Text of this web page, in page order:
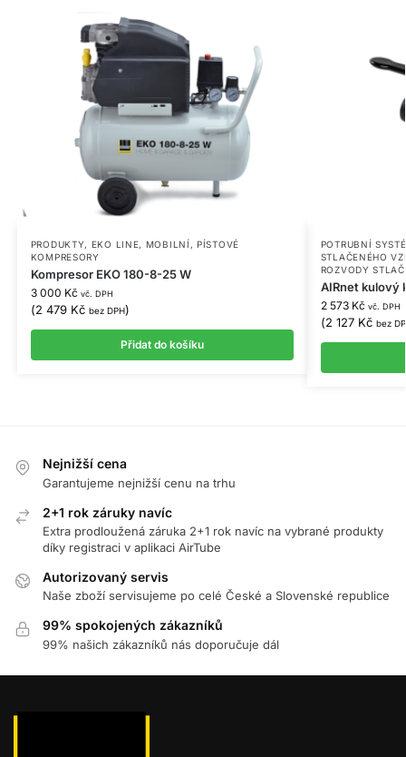
PRODUKTY, EKO LINE, MOBILNÍ , PÍSTOVÉ
KOMPRESORY
Kompresor EKO 180-8-25 W
3 000 Kč vč. DPH
(2 479 Kč bez DPH)
Přidat do košíku
POTRUBNÍ
STLAČENÉHO
ROZVODY
AIRnet kulový
2 573 Kč vč. DPH
(2 127 Kč bez
Nejnižší cena
Garantujeme nejnižší cenu na trhu
2+1 rok záruky navíc
Extra prodloužená záruka 2+1 rok navíc na vybrané produkty
díky registraci v aplikaci AirTube
Autorizovaný servis
Naše zboží servisujeme po celé České a Slovenské republice
99% spokojených zákazníků
99% našich zákazníků nás doporučuje dál